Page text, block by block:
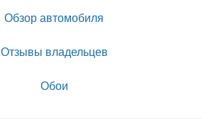
Обзор автомобиля
Отзывы владельцев
Обои